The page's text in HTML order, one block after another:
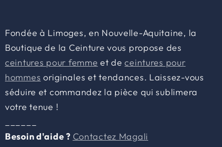
Elles
sont
conçues
pour
grandir
avec
s'adaptant
Fondée à Limoges, en Nouvelle-Aquitaine, la
Boutique de la Ceinture vous propose des
ceintures pour femme et deceintures pour
hommes originales et tendances. Laissez-vous
séduire et commandez la pièce qui sublimera
votre tenue !
Besoin d'aide ? Contactez Magali